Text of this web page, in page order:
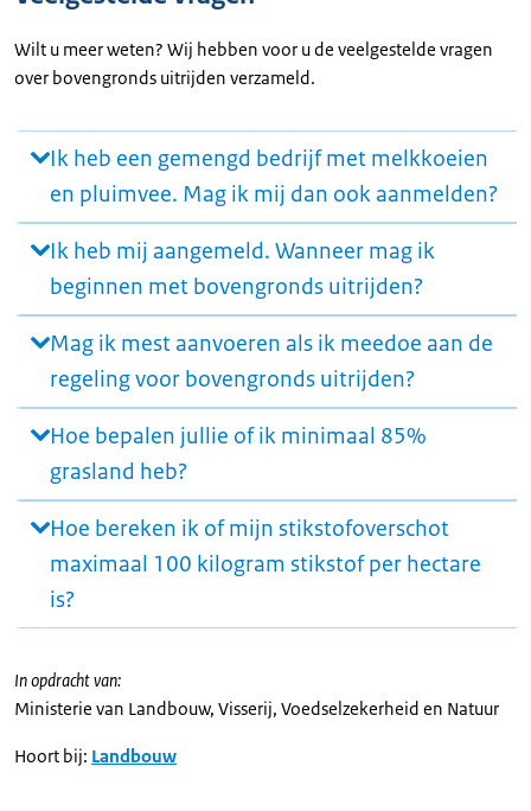
Wilt u meer weten? Wij hebben voor u de veelgestelde vragen
over bovengronds uitrijden verzameld.
Ik heb een gemengd bedrijf met melkkoeien
en pluimvee. Mag ik mij dan ook aanmelden?
Ik heb mij aangemeld. Wanneer mag ik
beginnen met bovengronds uitrijden?
Mag ik mest aanvoeren als ik meedoe aan de
regeling voor bovengronds uitrijden?
Hoe bepalen jullie of ik minimaal 85%
grasland heb?
Hoe bereken ik of mijn stikstofoverschot
maximaal 100 kilogram stikstof per hectare
is?
In opdracht van:
Ministerie van Landbouw, Visserij, Voedselzekerheid en Natuur
Hoort bij: Landbouw